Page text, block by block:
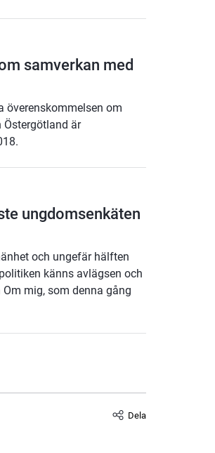
samverkan med
överenskommelsen om
är
ungdomsenkäten
och ungefär hälften
känns avlägsen och
mig, som denna gång
Dela